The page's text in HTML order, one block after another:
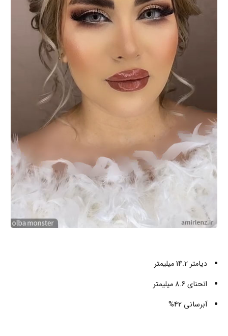
دیامتر 14.2 میلیمتر
انحنای 8.6 میلیمتر
آبرسانی 42%